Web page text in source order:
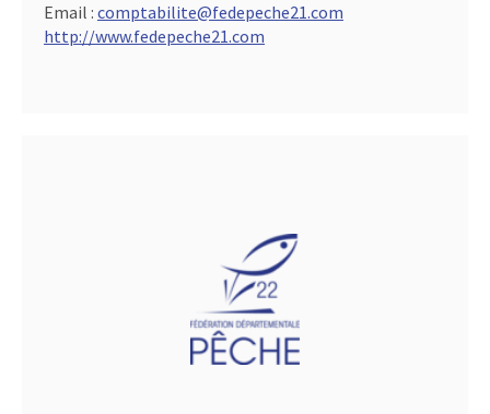
Email : comptabilite@fedepeche21.com
http://www.fedepeche21.com